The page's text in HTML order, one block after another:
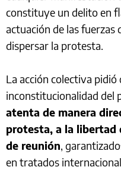
constituye un delito en
actuación de las fuerzas
dispersar la protesta.
La acción colectiva pidió
inconstitucionalidad del
atenta de manera
protesta, a la libertad
de reunión,
en tratados